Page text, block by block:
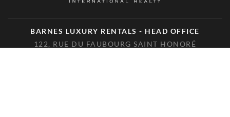
BARNES LUXURY RENTALS - HEAD OFFICE
122, RUE DU FAUBOURG SAINT HONORÉ